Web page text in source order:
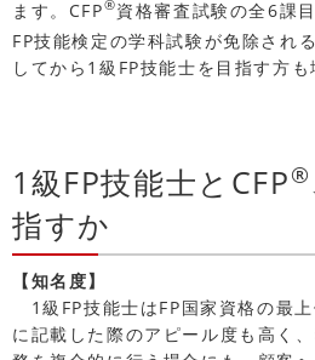
ます。CFP®資格審査試験の全6課
FP技能検定の学科試験が免除され
してから1級FP技能士を目指す方も
1級FP技能士とCFP®
指すか
【知名度】
1級FP技能士はFP国家資格の最
に記載した際のアピール度も高く